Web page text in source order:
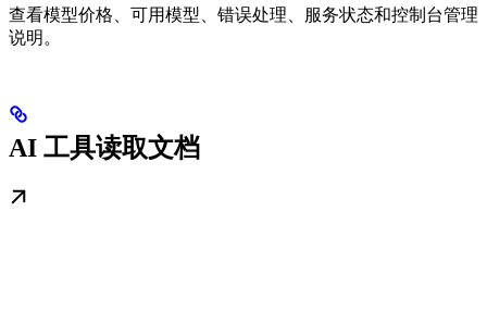
查看模型价格、可用模型、错误处理、服务状态和控制台管理
说明。
AI 工具读取文档